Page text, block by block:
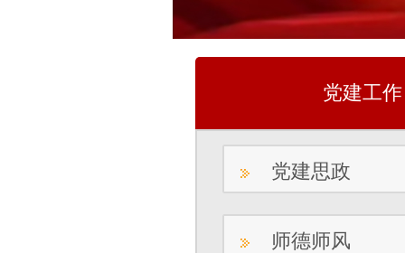
党建工作
党建思政
师德师风